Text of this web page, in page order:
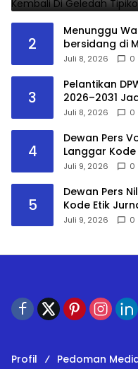
2
Menunggu
bersidang di
No.10/PDT.G/
Juli 8, 2026 0
3
Pelantikan
2026–2031
Juli 8, 2026 0
4
Dewan Pers
Langgar
DPRD Gowa
Juli 9, 2026 0
5
Dewan Pers
Kode Etik
Pemberitaan
Juli 9, 2026 0
Profil Pedoman